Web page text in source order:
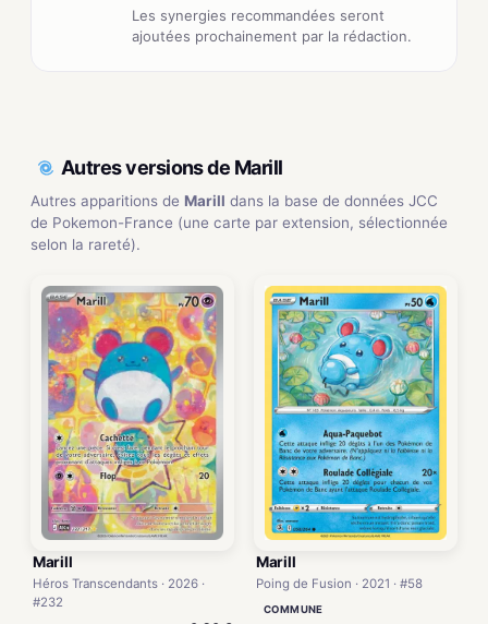
Les synergies recommandées seront
ajoutées prochainement par la rédaction.
Autres versions de Marill
Autres apparitions de Marill dans la base de données JCC
de Pokemon-France (une carte par extension, sélectionnée
selon la rareté).
Marill
Héros Transcendants · 2026 ·
#232
Marill
Poing de Fusion · 2021 · #58
COMMUNE